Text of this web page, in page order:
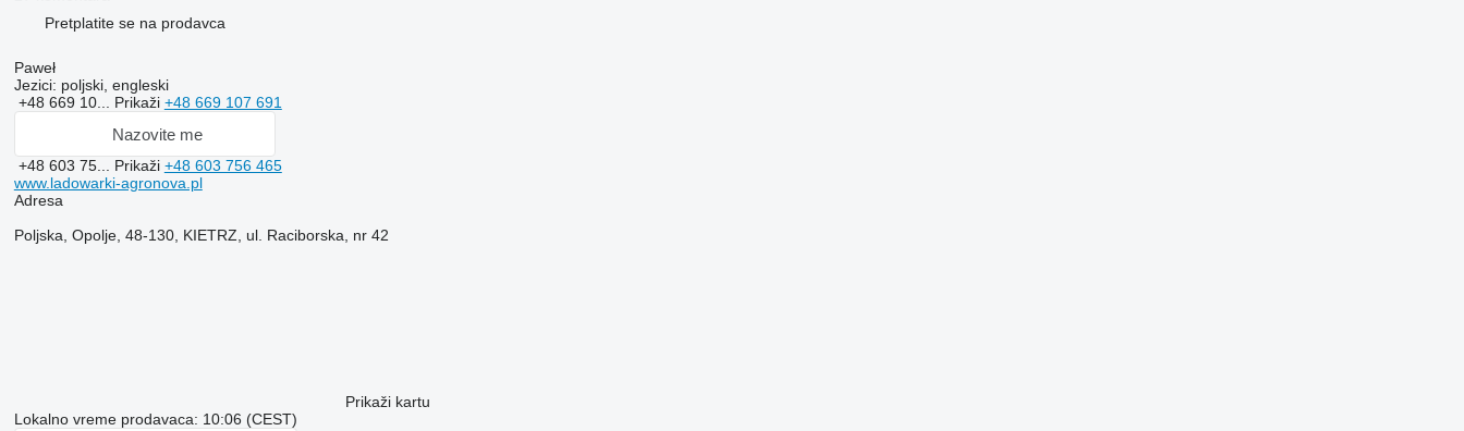
Pretplatite se na prodavca
Paweł
Jezici: poljski, engleski
+48 669 10... Prikaži +48 669 107 691
Nazovite me
+48 603 75... Prikaži +48 603 756 465
www.ladowarki-agronova.pl
Adresa
Poljska, Opolje, 48-130, KIETRZ, ul. Raciborska, nr 42
Prikaži kartu
Lokalno vreme prodavaca: 10:06 (CEST)